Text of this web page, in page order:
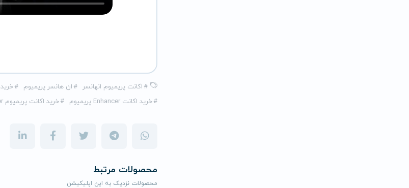
# اکانت پریمیوم انهانسر # ان هانسر پریمیوم #خرید Enhancer
#خرید اکانت Enhancer پریمیوم #خرید اکانت پریمیوم Enhancer
محصولات مرتبط
محصولات نزدیک به این اپلیکیشن